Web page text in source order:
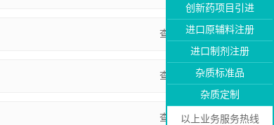
查看详情
查看详情
查看详情
创新药项目引进
进口原辅料注册
进口制剂注册
杂质标准品
杂质定制
以上业务服务热线